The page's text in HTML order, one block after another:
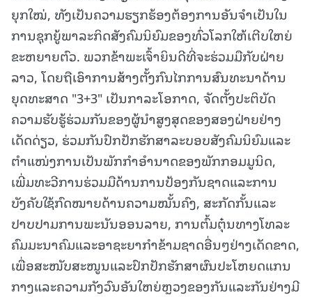
ຍຸກໃໝ່, ທັງເປັນຄວາມຮຽກຮ້ອງຕ້ອງການອັນຈຳເປັນໃນ
ການຊຸກຍູ້ພາລະກິດສັງຄົມນິຍົມຂອງທົ່ວໂລກໃຫ້ເຕີບໃຫຍ່
ຂະຫຍາຍຕົວ. ພວກຂ້າພະເຈົ້າຍິນດີທີ່ຈະຮ່ວມມືກັບຝ່າຍ
ລາວ, ໂດຍຖືເອົາການສ້າງຕັ້ງກົນໄກການສົນທະນາດ້ານ
ຍຸດທະສາດ "3+3" ເປັນກາລະໂອກາດ, ຈັດຕັ້ງປະຕິບັດ
ຄວາມຮັບຮູ້ຮ່ວມກັນຂອງຜູ້ນຳສູງສຸດຂອງສອງຝ່າຍຢ່າງ
ເດັດດ່ຽວ, ຮ່ວມກັນປົກປັກຮັກສາລະບອບສັງຄົມນິຍົມແລະ
ຕຳແໜ່ງການເປັນພັກກຳອຳນາດຂອງພັກກອມມູນິດ,
ເພີ່ມທະວີການຮ່ວມມືດ້ານການປ້ອງກັນຊາດແລະການ
ບັງຄັບໃຊ້ກົດໝາຍດ້ານຄວາມໝັ້ນຄົງ, ສະກັດກັ້ນແລະ
ປາບປາມການພະນັນອອນລາຍ, ການຕົ້ມຕຸ໋ນທາງໂທລະ
ຄົມມະນາຄົມແລະອາຊະຍາກຳຂ້າມຊາດອື່ນໆຢ່າງເດັດຂາດ,
ເພື່ອສະໜັບສະໜູນແລະປົກປັກຮັກສາຜົນປະໂຫຍດແກນ
ກາງແລະຄວາມກັງວົນອັນໃຫຍ່ຫຼວງຂອງກັນແລະກັນຢ່າງມີ